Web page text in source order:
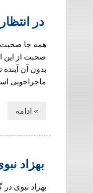
در
همه جا صحبت
صحبت از این
بدون آن
ماجراجویی
» ادامه
بهزاد
بهزاد نبوی